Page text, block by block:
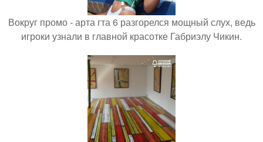
Вокруг промо - арта гта 6 разгорелся мощный слух, ведь
игроки узнали в главной красотке Габриэлу Чикин.